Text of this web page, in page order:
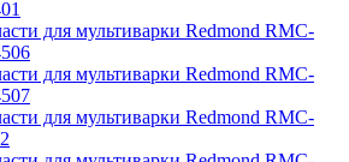
для мультиварки Redmond RMC-
для мультиварки Redmond RMC-
для мультиварки Redmond RMC-